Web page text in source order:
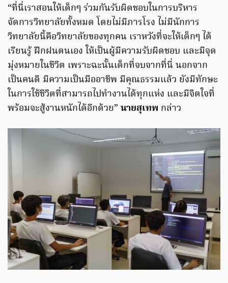
“ที่นี่เราสอนให้เด็กๆ ร่วมกันรับผิดชอบในการบริหาร
จัดการวิทยาลัยทั้งหมด โดยไม่มีภารโรง ไม่มีนักการ
วิทยาลัยนี้คือวิทยาลัยของทุกคน เราหวังที่จะให้เด็กๆ ได้
เรียนรู้ ฝึกฝนตนเอง ให้เป็นผู้มีความรับผิดชอบ และมีจุด
มุ่งหมายในชีวิต เพราะฉะนั้นเด็กที่จบจากที่นี่ นอกจาก
เป็นคนดี มีความเป็นมืออาชีพ มีคุณธรรมแล้ว ยังมีทักษะ
ในการใช้ชีวิตที่สามารถไปทำงานได้ทุกแห่ง และมีจิตใจที่
พร้อมจะสู้งานหนักได้อีกด้วย” นายสุเทพ กล่าว